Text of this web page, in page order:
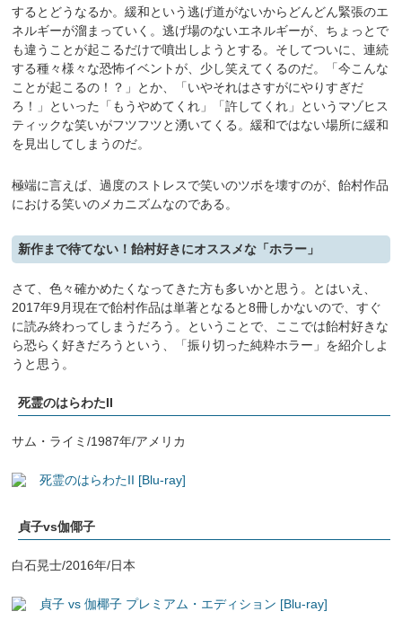
するとどうなるか。緩和という逃げ道がないからどんどん緊張のエ
ネルギーが溜まっていく。逃げ場のないエネルギーが、ちょっとで
も違うことが起こるだけで噴出しようとする。そしてついに、連続
する種々様々な恐怖イベントが、少し笑えてくるのだ。「今こんな
ことが起こるの！？」とか、「いやそれはさすがにやりすぎだ
ろ！」といった「もうやめてくれ」「許してくれ」というマゾヒス
ティックな笑いがフツフツと湧いてくる。緩和ではない場所に緩和
を見出してしまうのだ。
極端に言えば、過度のストレスで笑いのツボを壊すのが、飴村作品
における笑いのメカニズムなのである。
新作まで待てない！飴村好きにオススメな「ホラー」
さて、色々確かめたくなってきた方も多いかと思う。とはいえ、
2017年9月現在で飴村作品は単著となると8冊しかないので、すぐ
に読み終わってしまうだろう。ということで、ここでは飴村好きな
ら恐らく好きだろうという、「振り切った純粋ホラー」を紹介しよ
うと思う。
死霊のはらわたII
サム・ライミ/1987年/アメリカ
死霊のはらわたII [Blu-ray]
貞子vs伽倻子
白石晃士/2016年/日本
貞子 vs 伽椰子 プレミアム・エディション [Blu-ray]